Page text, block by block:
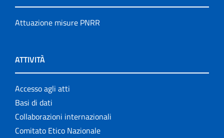
Attuazione misure PNRR
ATTIVITÀ
Accesso agli atti
Basi di dati
Collaborazioni internazionali
Comitato Etico Nazionale